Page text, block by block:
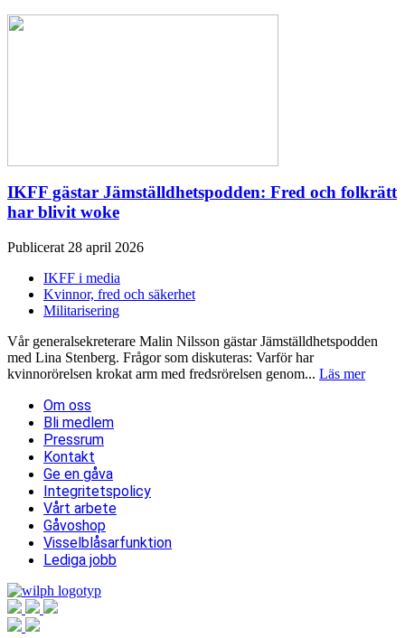
IKFF gästar Jämställdhetspodden: Fred och folkrätt
har blivit woke
Publicerat 28 april 2026
IKFF i media
Kvinnor, fred och säkerhet
Militarisering
Vår generalsekreterare Malin Nilsson gästar Jämställdhetspodden
med Lina Stenberg. Frågor som diskuteras: Varför har
kvinnorörelsen krokat arm med fredsrörelsen genom... Läs mer
Om oss
Bli medlem
Pressrum
Kontakt
Ge en gåva
Integritetspolicy
Vårt arbete
Gåvoshop
Visselblåsarfunktion
Lediga jobb